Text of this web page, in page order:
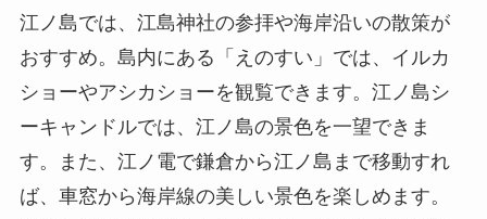
江ノ島では、江島神社の参拝や海岸沿いの散策が
おすすめ。島内にある「えのすい」では、イルカ
ショーやアシカショーを観覧できます。江ノ島シ
ーキャンドルでは、江ノ島の景色を一望できま
す。また、江ノ電で鎌倉から江ノ島まで移動すれ
ば、車窓から海岸線の美しい景色を楽しめます。